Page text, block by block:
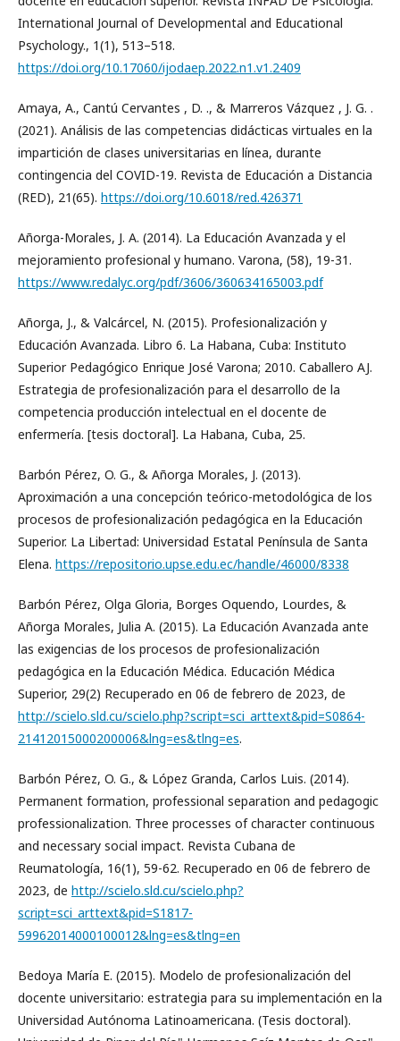
International Journal of Developmental and Educational
Psychology., 1(1), 513–518.
https://doi.org/10.17060/ijodaep.2022.n1.v1.2409
Amaya, A., Cantú Cervantes , D. ., & Marreros Vázquez , J. G. .
(2021). Análisis de las competencias didácticas virtuales en la
impartición de clases universitarias en línea, durante
contingencia del COVID-19. Revista de Educación a Distancia
(RED), 21(65). https://doi.org/10.6018/red.426371
Añorga-Morales, J. A. (2014). La Educación Avanzada y el
mejoramiento profesional y humano. Varona, (58), 19-31.
https://www.redalyc.org/pdf/3606/360634165003.pdf
Añorga, J., & Valcárcel, N. (2015). Profesionalización y
Educación Avanzada. Libro 6. La Habana, Cuba: Instituto
Superior Pedagógico Enrique José Varona; 2010. Caballero AJ.
Estrategia de profesionalización para el desarrollo de la
competencia producción intelectual en el docente de
enfermería. [tesis doctoral]. La Habana, Cuba, 25.
Barbón Pérez, O. G., & Añorga Morales, J. (2013).
Aproximación a una concepción teórico-metodológica de los
procesos de profesionalización pedagógica en la Educación
Superior. La Libertad: Universidad Estatal Península de Santa
Elena. https://repositorio.upse.edu.ec/handle/46000/8338
Barbón Pérez, Olga Gloria, Borges Oquendo, Lourdes, &
Añorga Morales, Julia A. (2015). La Educación Avanzada ante
las exigencias de los procesos de profesionalización
pedagógica en la Educación Médica. Educación Médica
Superior, 29(2) Recuperado en 06 de febrero de 2023, de
http://scielo.sld.cu/scielo.php?script=sci_arttext&pid=S0864-
21412015000200006&lng=es&tlng=es.
Barbón Pérez, O. G., & López Granda, Carlos Luis. (2014).
Permanent formation, professional separation and pedagogic
professionalization. Three processes of character continuous
and necessary social impact. Revista Cubana de
Reumatología, 16(1), 59-62. Recuperado en 06 de febrero de
2023, de http://scielo.sld.cu/scielo.php?
script=sci_arttext&pid=S1817-
59962014000100012&lng=es&tlng=en
Bedoya María E. (2015). Modelo de profesionalización del
docente universitario: estrategia para su implementación en la
Universidad Autónoma Latinoamericana. (Tesis doctoral).